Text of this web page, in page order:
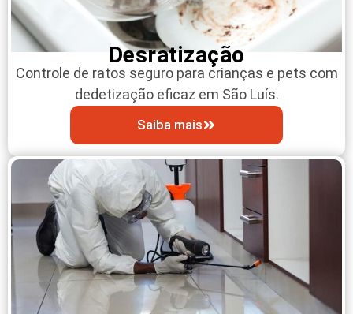
Desratização
Controle de ratos seguro para crianças e pets com
dedetização eficaz em São Luís.
Saiba mais